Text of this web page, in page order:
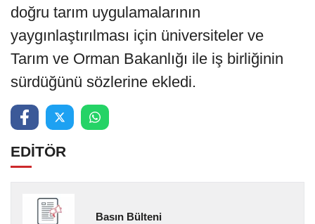
doğru tarım uygulamalarının
yaygınlaştırılması için üniversiteler ve
Tarım ve Orman Bakanlığı ile iş birliğinin
sürdüğünü sözlerine ekledi.
EDİTÖR
Basın Bülteni